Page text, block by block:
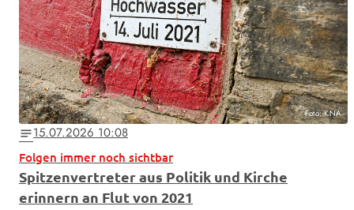
Foto: KNA
notes15.07.2026 10:08
Folgen immer noch sichtbar
Spitzenvertreter aus Politik und Kirche
erinnern an Flut von 2021